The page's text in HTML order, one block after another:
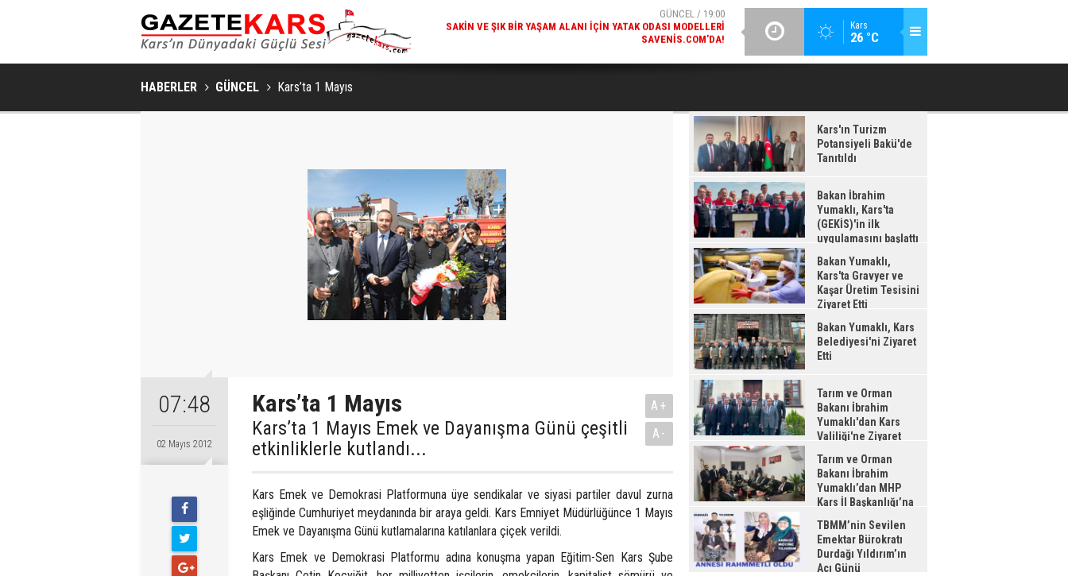
Kars
26 °C
SAKIN VE ŞIK BIR YAŞAM ALANI İÇIN YATAK ODASI MODELLERI
SAVENIS.COM’DA!
GÜNCEL / 18:38
KARS'IN TURIZM POTANSIYELI BAKÜ'DE TANITILDI
BAKAN İBRAHIM YUMAKLI, KARS'TA (GEKİS)'IN ILK
HABERLER GÜNCEL Kars’ta 1 Mayıs
07:48
02 Mayıs 2012
Kars’ta 1 Mayıs
Kars’ta 1 Mayıs Emek ve Dayanışma Günü çeşitli
etkinliklerle kutlandı...
A+
A-
Kars Emek ve Demokrasi Platformuna üye sendikalar ve siyasi partiler davul zurna
eşliğinde Cumhuriyet meydanında bir araya geldi. Kars Emniyet Müdürlüğünce 1 Mayıs
Emek ve Dayanışma Günü kutlamalarına katılanlara çiçek verildi.
Kars Emek ve Demokrasi Platformu adına konuşma yapan Eğitim-Sen Kars Şube
Kars'ın Turizm
Potansiyeli Bakü'de
Tanıtıldı
Bakan İbrahim
Yumaklı, Kars'ta
(GEKİS)'in ilk
uygulamasını başlattı
Bakan Yumaklı,
Kars'ta Gravyer ve
Kaşar Üretim Tesisini
Ziyaret Etti
Bakan Yumaklı, Kars
Belediyesi'ni Ziyaret
Etti
Tarım ve Orman
Bakanı İbrahim
Yumaklı'dan Kars
Valiliği'ne Ziyaret
Tarım ve Orman
Bakanı İbrahim
Yumaklı’dan MHP
Kars İl Başkanlığı’na
Ziyaret
TBMM’nin Sevilen
Emektar Bürokratı
Durdağı Yıldırım’ın
Acı Günü